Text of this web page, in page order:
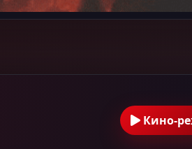
Кино-